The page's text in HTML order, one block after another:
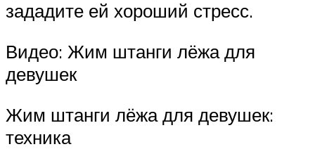
зададите ей хороший стресс.
Видео: Жим штанги лёжа для
девушек
Жим штанги лёжа для девушек:
техника